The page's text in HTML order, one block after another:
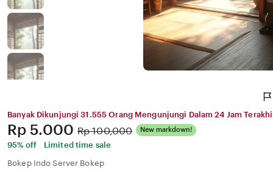
Banyak Dikunjungi 31.555 Orang Mengunjungi Dalam 24 Jam
Price:
Rp 5.000 Original
Price:
Rp 100,000 New markdown!
95% off
Limited time sale
Bokep Indo Server Bokep